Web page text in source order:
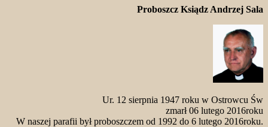
Proboszcz Ksiądz Andrzej Sala
Ur. 12 sierpnia 1947 roku w Ostrowcu Św
zmarł 06 lutego 2016roku
W naszej parafii był proboszczem od 1992 do 6 lutego 2016roku.